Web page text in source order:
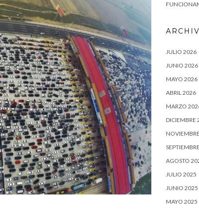
JULIO 2026
JUNIO 2026
MAYO 2026
ABRIL 2026
MARZO
DICIEMBRE
AGOSTO
JULIO 2025
JUNIO 2025
MAYO 2025